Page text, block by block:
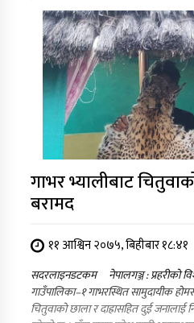
गाभर भ्यालीबाट
बरामद
११ आश्विन २०७५, बिहीबार १८:४१
सदरलाइनडटकम नेपालगञ्ज : प्रहरीको
गाउँपालिका–१ गाभरस्थित सामुदायीक
चितुवाको छाला र दाह्रासहित दुई